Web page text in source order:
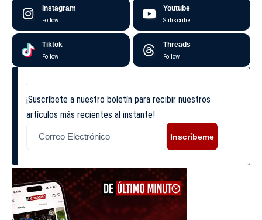
Instagram
Follow
Youtube
Subscribe
Tiktok
Follow
Threads
Follow
¡Suscríbete a nuestro boletín para recibir nuestros
artículos más recientes al instante!
Inscríbeme